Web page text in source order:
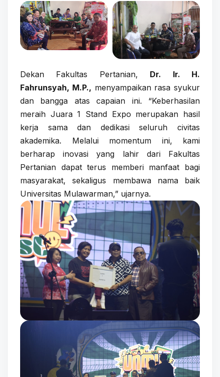
Dekan Fakultas Pertanian, Dr. Ir. H.
Fahrunsyah, M.P., menyampaikan rasa syukur
dan bangga atas capaian ini. “Keberhasilan
meraih Juara 1 Stand Expo merupakan hasil
kerja sama dan dedikasi seluruh civitas
akademika. Melalui momentum ini, kami
berharap inovasi yang lahir dari Fakultas
Pertanian dapat terus memberi manfaat bagi
masyarakat, sekaligus membawa nama baik
Universitas Mulawarman,” ujarnya.